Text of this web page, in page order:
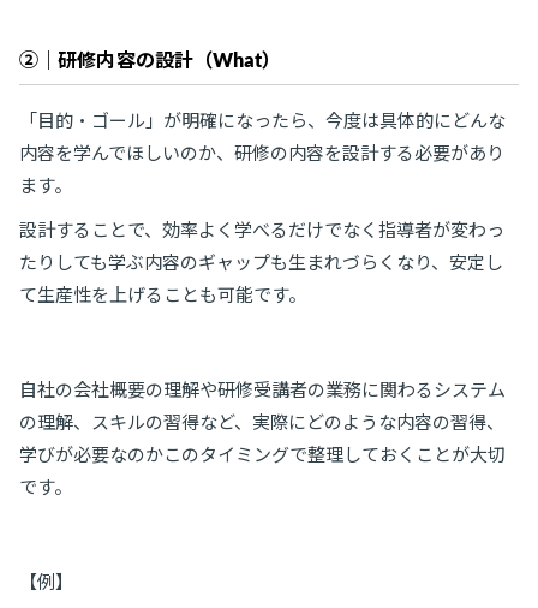
②｜研修内容の設計（What）
「目的・ゴール」が明確になったら、今度は具体的にどんな
内容を学んでほしいのか、研修の内容を設計する必要があり
ます。
設計することで、効率よく学べるだけでなく指導者が変わっ
たりしても学ぶ内容のギャップも生まれづらくなり、安定し
て生産性を上げることも可能です。
自社の会社概要の理解や研修受講者の業務に関わるシステム
の理解、スキルの習得など、実際にどのような内容の習得、
学びが必要なのかこのタイミングで整理しておくことが大切
です。
【例】